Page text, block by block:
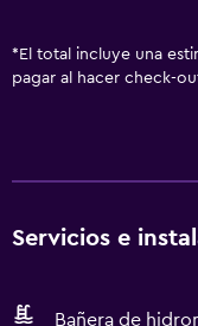
* El total incluye una
pagar al hacer check-
Servicios e
Bañera de